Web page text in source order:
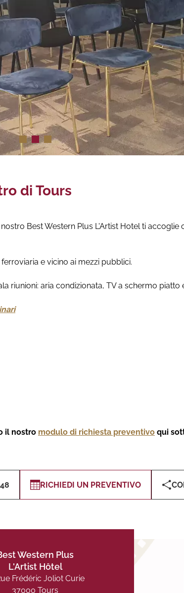
di Tours
Best Western Plus L'Artist Hotel ti
e vicino ai mezzi pubblici.
riunioni: aria condizionata, TV a schermo piatto
il nostro modulo di richiesta preventivo qui
RICHIEDI UN PREVENTIVO
Western Plus
L'Artist Hôtel
Frédéric Joliot Curie
37000 Tours